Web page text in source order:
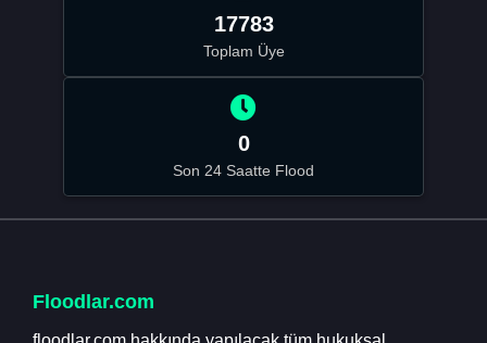
17783
Toplam Üye
0
Son 24 Saatte Flood
Floodlar.com